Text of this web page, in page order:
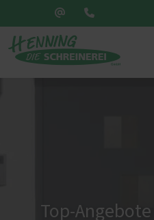
Top-